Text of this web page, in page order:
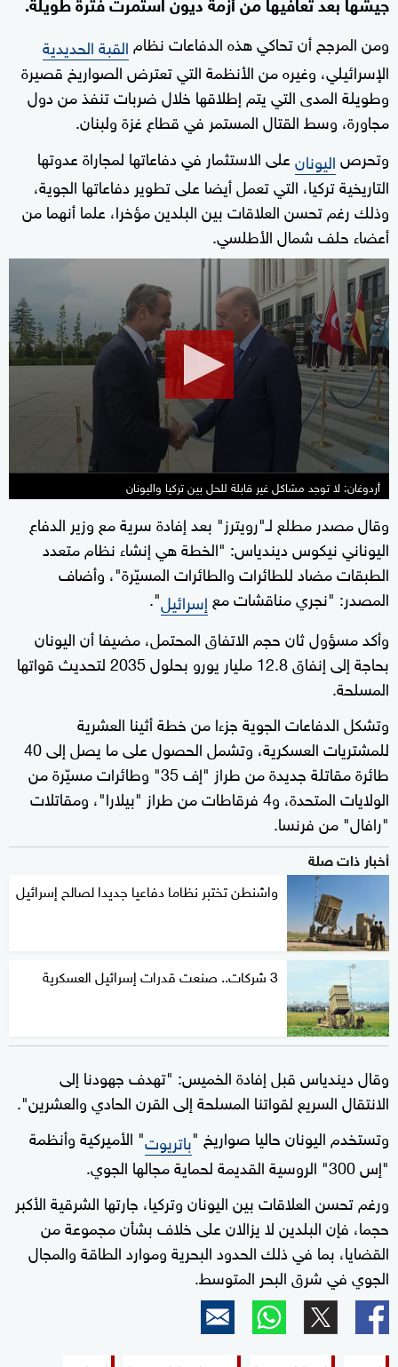
ومن المرجح أن تحاكي هذه الدفاعات نظام القبة الحديدية
الإسرائيلي، وغيره من الأنظمة التي تعترض الصواريخ قصيرة
وطويلة المدى التي يتم إطلاقها خلال ضربات تنفذ من دول
مجاورة، وسط القتال المستمر في قطاع غزة ولبنان.
وتحرصاليونانعلى الاستثمار في دفاعاتها لمجاراة عدوتها
التاريخية تركيا، التي تعمل أيضا على تطوير دفاعاتها الجوية،
وذلك رغم تحسن العلاقات بين البلدين مؤخرا، علما أنهما من
أعضاء حلف شمال الأطلسي.
of
0
seconds
أردوغان: لا توجد مشاكل غير قابلة للحل بين تركيا واليونان
وقال مصدر مطلع لـ"رويترز" بعد إفادة سرية مع وزير الدفاع
اليوناني نيكوس ديندياس: "الخطة هي إنشاء نظام متعدد
الطبقات مضاد للطائرات والطائرات المسيّرة"، وأضاف
المصدر: "نجري مناقشات مع إسرائيل".
وأكد مسؤول ثان حجم الاتفاق المحتمل، مضيفا أن اليونان
بحاجة إلى إنفاق 12.8 مليار يورو بحلول 2035 لتحديث قواتها
المسلحة.
وتشكل الدفاعات الجوية جزءا من خطة أثينا العشرية
للمشتريات العسكرية، وتشمل الحصول على ما يصل إلى 40
طائرة مقاتلة جديدة من طراز "إف 35" وطائرات مسيّرة من
الولايات المتحدة، و4 فرقاطات من طراز "بيلارا"، ومقاتلات
"رافال" من فرنسا.
أخبار ذات صلة
واشنطن تختبر نظاما دفاعيا جديدا لصالح إسرائيل
3 شركات.. صنعت قدرات إسرائيل العسكرية
وقال ديندياس قبل إفادة الخميس: "تهدف جهودنا إلى
الانتقال السريع لقواتنا المسلحة إلى القرن الحادي والعشرين".
وتستخدم اليونان حاليا صواريخ "باتريوت" الأميركية وأنظمة
"إس 300" الروسية القديمة لحماية مجالها الجوي.
ورغم تحسن العلاقات بين اليونان وتركيا، جارتها الشرقية الأكبر
حجما، فإن البلدين لا يزالان على خلاف بشأن مجموعة من
القضايا، بما في ذلك الحدود البحرية وموارد الطاقة والمجال
الجوي في شرق البحر المتوسط.